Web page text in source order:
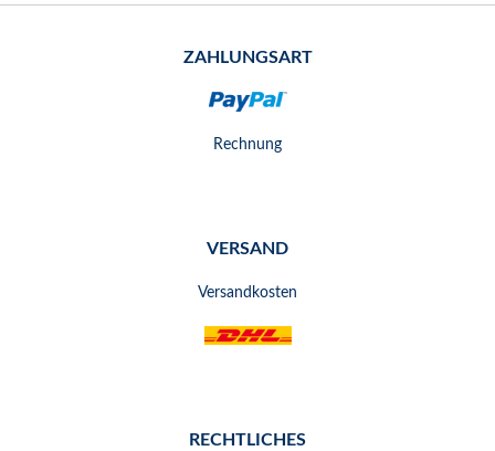
ZAHLUNGSART
Rechnung
VERSAND
Versandkosten
RECHTLICHES